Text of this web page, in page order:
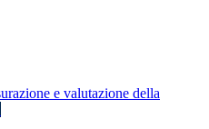
e valutazione della